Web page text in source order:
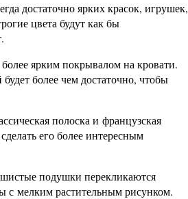
достаточно ярких красок, игрушек,
цвета будут как бы
ярким покрывалом на кровати.
более чем достаточно, чтобы
полоска и французская
его более интересным
подушки перекликаются
с мелким растительным рисунком.